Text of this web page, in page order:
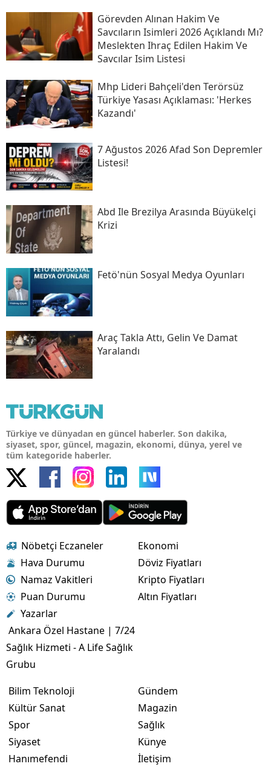
Görevden Alınan Hakim Ve
Savcıların Isimleri 2026 Açıklandı Mı?
Meslekten Ihraç Edilen Hakim Ve
Savcılar Isim Listesi
Mhp Lideri Bahçeli'den Terörsüz
Türkiye Yasası Açıklaması: 'herkes
Kazandı'
7 Ağustos 2026 Afad Son Depremler
Listesi!
Abd Ile Brezilya Arasında Büyükelçi
Krizi
Fetö'nün Sosyal Medya Oyunları
Araç Takla Attı, Gelin Ve Damat
Yaralandı
Türkiye ve dünyadan en güncel haberler. Son dakika,
siyaset, spor, güncel, magazin, ekonomi, dünya, yerel ve
tüm kategoride haberler.
Nöbetçi Eczaneler
Hava Durumu
Namaz Vakitleri
Puan Durumu
Yazarlar
Ankara Özel Hastane | 7/24
Sağlık Hizmeti - A Life Sağlık
Grubu
Ekonomi
Döviz Fiyatları
Kripto Fiyatları
Altın Fiyatları
Bilim Teknoloji
Kültür Sanat
Spor
Siyaset
Hanımefendi
Gündem
Magazin
Sağlık
Künye
İletişim